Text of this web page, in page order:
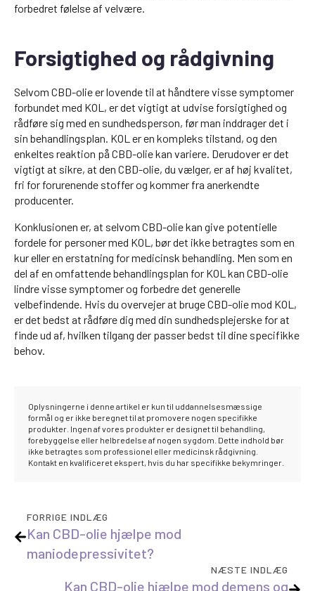
forbedret følelse af velvære.
Forsigtighed og rådgivning
Selvom CBD-olie er lovende til at håndtere visse symptomer
forbundet med KOL, er det vigtigt at udvise forsigtighed og
rådføre sig med en sundhedsperson, før man inddrager det i
sin behandlingsplan. KOL er en kompleks tilstand, og den
enkeltes reaktion på CBD-olie kan variere. Derudover er det
vigtigt at sikre, at den CBD-olie, du vælger, er af høj kvalitet,
fri for forurenende stoffer og kommer fra anerkendte
producenter.
Konklusionen er, at selvom CBD-olie kan give potentielle
fordele for personer med KOL, bør det ikke betragtes som en
kur eller en erstatning for medicinsk behandling. Men som en
del af en omfattende behandlingsplan for KOL kan CBD-olie
lindre visse symptomer og forbedre det generelle
velbefindende. Hvis du overvejer at bruge CBD-olie mod KOL,
er det bedst at rådføre dig med din sundhedsplejerske for at
finde ud af, hvilken tilgang der passer bedst til dine specifikke
behov.
Oplysningerne i denne artikel er kun til uddannelsesmæssige
formål og er ikke beregnet til at promovere nogen specifikke
produkter. Ingen af vores produkter er designet til behandling,
forebyggelse eller helbredelse af nogen sygdom. Dette indhold bør
ikke betragtes som professionel eller medicinsk rådgivning.
Kontakt en kvalificeret ekspert, hvis du har specifikke bekymringer.
FORRIGE INDLÆG
Kan CBD-olie hjælpe mod
maniodepressivitet?
NÆSTE INDLÆG
Kan CBD-olie hjælpe mod demens og